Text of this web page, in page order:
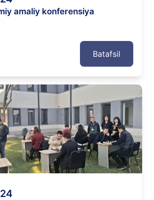
amaliy konferensiya
Batafsil